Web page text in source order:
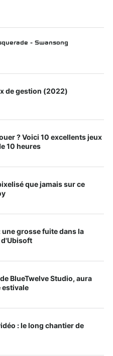
- Swansong
de gestion (2022)
? Voici 10 excellents jeux
10 heures
que jamais sur ce
une grosse fuite dans la
d'Ubisoft
BlueTwelve Studio, aura
estivale
: le long chantier de